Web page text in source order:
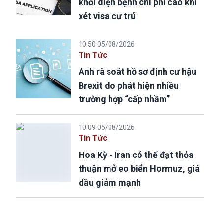
khỏi diện bệnh chi phí cao khi
xét visa cư trú
10:50 05/08/2026
Tin Tức
Anh rà soát hồ sơ định cư hậu
Brexit do phát hiện nhiều
trường hợp “cấp nhầm”
10:09 05/08/2026
Tin Tức
Hoa Kỳ - Iran có thể đạt thỏa
thuận mở eo biển Hormuz, giá
dầu giảm mạnh